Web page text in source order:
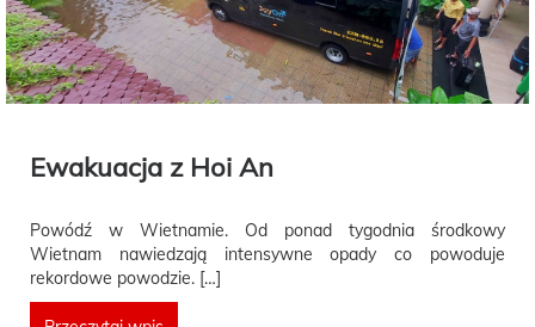
Ewakuacja z Hoi An
Powódź w Wietnamie. Od ponad tygodnia środkowy
Wietnam nawiedzają intensywne opady co powoduje
rekordowe powodzie. […]